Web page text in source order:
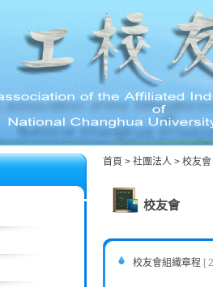
首頁 > 社團法人 > 校友會
校友會
校友會組織章程 [